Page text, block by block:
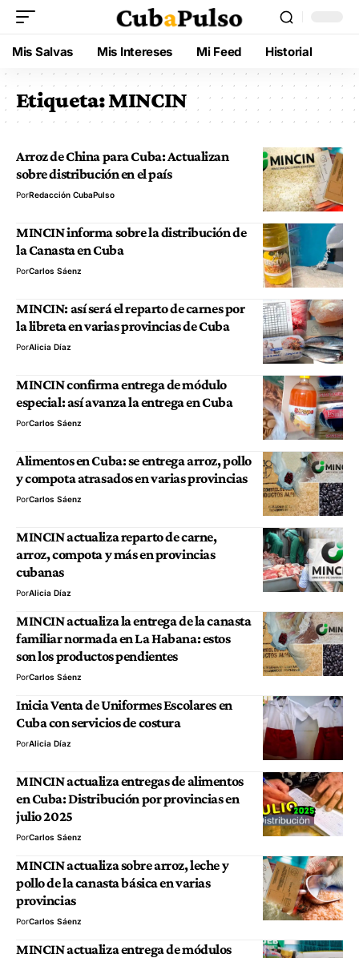
Mis Salvas Mis Intereses Mi Feed Historial
Etiqueta:MINCIN
Arroz de China para Cuba: Actualizan
sobre distribución en el país
PorRedacción CubaPulso
MINCIN informa sobre la distribución de
la Canasta en Cuba
PorCarlos Sáenz
MINCIN: así será el reparto de carnes por
la libreta en varias provincias de Cuba
PorAlicia Díaz
MINCIN confirma entrega de módulo
especial: así avanza la entrega en Cuba
PorCarlos Sáenz
Alimentos en Cuba: se entrega arroz, pollo
y compota atrasados en varias provincias
PorCarlos Sáenz
MINCIN actualiza reparto de carne,
arroz, compota y más en provincias
cubanas
PorAlicia Díaz
MINCIN actualiza la entrega de la canasta
familiar normada en La Habana: estos
son los productos pendientes
PorCarlos Sáenz
Inicia Venta de Uniformes Escolares en
Cuba con servicios de costura
PorAlicia Díaz
MINCIN actualiza entregas de alimentos
en Cuba: Distribución por provincias en
julio 2025
PorCarlos Sáenz
MINCIN actualiza sobre arroz, leche y
pollo de la canasta básica en varias
provincias
PorCarlos Sáenz
MINCIN actualiza entrega de módulos